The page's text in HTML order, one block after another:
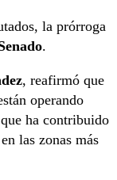
la prórroga
.
, reafirmó que
operando
ha contribuido
las zonas más